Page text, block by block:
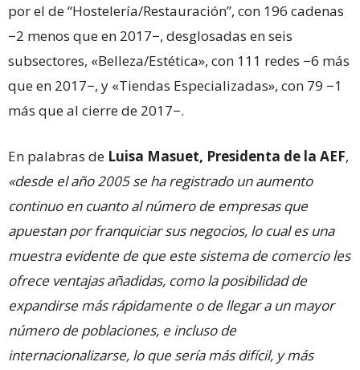
por el de “Hostelería/Restauración”, con 196 cadenas
−2 menos que en 2017−, desglosadas en seis
subsectores, «Belleza/Estética», con 111 redes −6 más
que en 2017−, y «Tiendas Especializadas», con 79 −1
más que al cierre de 2017−.
En palabras de Luisa Masuet, Presidenta de la AEF,
«desde el año 2005 se ha registrado un aumento
continuo en cuanto al número de empresas que
apuestan por franquiciar sus negocios, lo cual es una
muestra evidente de que este sistema de comercio les
ofrece ventajas añadidas, como la posibilidad de
expandirse más rápidamente o de llegar a un mayor
número de poblaciones, e incluso de
internacionalizarse, lo que sería más difícil, y más